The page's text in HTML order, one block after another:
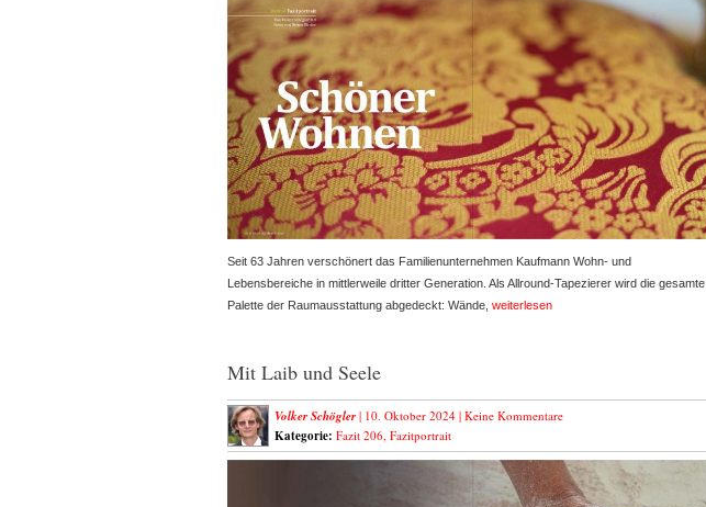
Seit 63 Jahren verschönert das Familienunternehmen Kaufmann Wohn- und
Lebensbereiche in mittlerweile dritter Generation. Als Allround-Tapezierer wird die gesamte
Palette der Raumausstattung abgedeckt: Wände, weiterlesen
Mit Laib und Seele
Volker Schögler| 10. Oktober 2024 | Keine Kommentare
Kategorie: Fazit 206, Fazitportrait